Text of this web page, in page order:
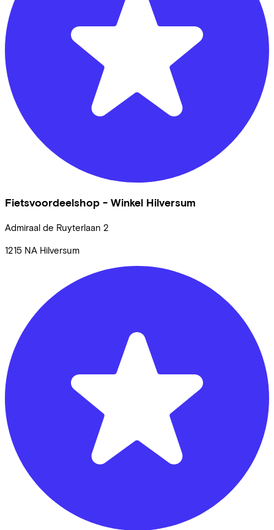
Fietsvoordeelshop - Winkel Hilversum
Admiraal de Ruyterlaan 2
1215 NA Hilversum